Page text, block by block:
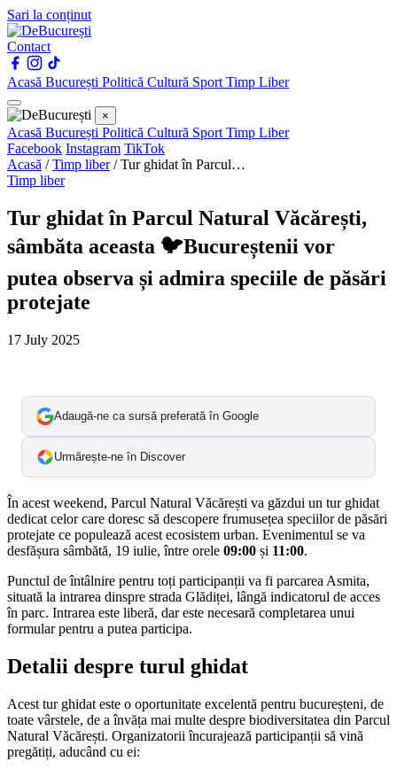
Sari la conținut
Contact
Acasă București Politică Cultură Sport Timp Liber
×
Acasă București Politică Cultură Sport Timp Liber
Facebook Instagram TikTok
Acasă /Timp liber /Tur ghidat în Parcul…
Timp liber
Tur ghidat în Parcul Natural Văcărești,
sâmbăta aceasta 🐦Bucureștenii vor
putea observa și admira speciile de păsări
protejate
17 July 2025
Adaugă-ne ca sursă preferată în Google
Urmărește-ne în Discover
În acest weekend, Parcul Natural Văcărești va găzdui un tur ghidat
dedicat celor care doresc să descopere frumusețea speciilor de păsări
protejate ce populează acest ecosistem urban. Evenimentul se va
desfășura sâmbătă, 19 iulie, între orele 09:00 și 11:00.
Punctul de întâlnire pentru toți participanții va fi parcarea Asmita,
situată la intrarea dinspre strada Glădiței, lângă indicatorul de acces
în parc. Intrarea este liberă, dar este necesară completarea unui
formular pentru a putea participa.
Detalii despre turul ghidat
Acest tur ghidat este o oportunitate excelentă pentru bucureșteni, de
toate vârstele, de a învăța mai multe despre biodiversitatea din Parcul
Natural Văcărești. Organizatorii încurajează participanții să vină
pregătiți, aducând cu ei: